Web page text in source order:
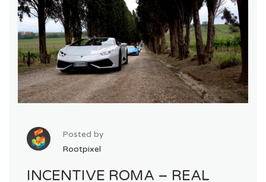
Posted by
Rootpixel
INCENTIVE ROMA – REAL